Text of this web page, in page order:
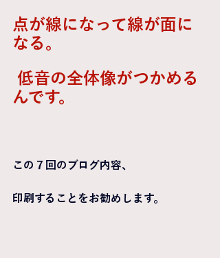
点が線になって線が面に
なる。
んです。
この７回のブログ内容、
印刷することをお勧めします。